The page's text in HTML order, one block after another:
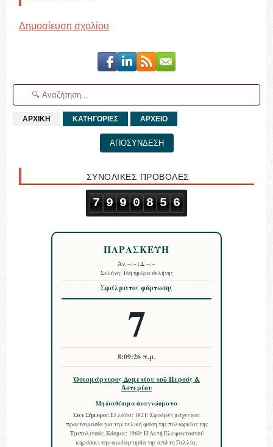
Δημοσίευση σχολίου
ΑΡΧΙΚΗ ΚΑΤΗΓΟΡΙΕΣ ΑΡΧΕΙΟ
ΑΠΟΣΥΝΔΕΣΗ
ΣΥΝΟΛΙΚΕΣ ΠΡΟΒΟΛΕΣ
7 9 9 0 8 5 6
ΠΑΡΑΣΚΕΥΗ
Ἀν.--:--| Δ.--:--
Σελήνη: 16ὴ ἡμέρα σελήνης
Σφάλματος φόρτωσης
7
8:09:27 π.μ.
Ὁσιομάρτυρος Δομετίου τοῦ Περσός &
Ἀστερίου
Μη διαθέσιμα ἀναγνώσματα
Σαν Σήμερα:Ελλάδα: 1821: Σφοδρές μάχες και
προετοιμασία για την τελική φάση της πολιορκίας της
Τριπολιτσάς. Κόσμος: 1960: Η Ακτή Ελεφαντοστού
κηρύσσει την ανεξαρτησία της από τη Γαλλία.